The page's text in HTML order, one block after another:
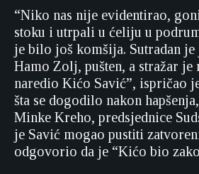
“Niko nas nije evidentirao,
stoku i utrpali u ćeliju u
je bilo još komšija. Sutradan je
Hamo Zolj, pušten, a stražar je
naredio Kićo Savić”, ispričao
šta se dogodilo nakon
Minke Kreho, predsjednice
je Savić mogao pustiti
odgovorio da je “Kićo bio